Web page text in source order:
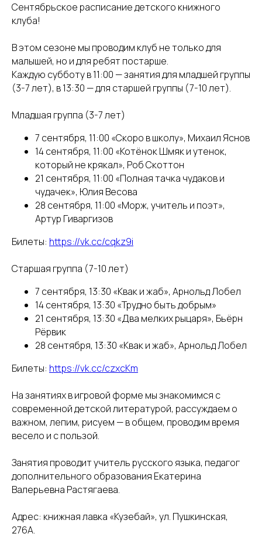
Сентябрьское расписание детского книжного
клуба!
В этом сезоне мы проводим клуб не только для
малышей, но и для ребят постарше.
Каждую субботу в 11:00 — занятия для младшей группы
(3-7 лет), в 13:30 — для старшей группы (7-10 лет).
Младшая группа (3-7 лет)
7 сентября, 11:00 «Скоро в школу», Михаил Яснов
14 сентября, 11:00 «Котёнок Шмяк и утенок,
который не крякал», Роб Скоттон
21 сентября, 11:00 «Полная тачка чудаков и
чудачек», Юлия Весова
28 сентября, 11:00 «Морж, учитель и поэт»,
Артур Гиваргизов
Билеты: https://vk.cc/cqkz9i
Старшая группа (7-10 лет)
7 сентября, 13:30 «Квак и жаб», Арнольд Лобел
14 сентября, 13:30 «Трудно быть добрым»
21 сентября, 13:30 «Два мелких рыцаря», Бьёрн
Рёрвик
28 сентября, 13:30 «Квак и жаб», Арнольд Лобел
Билеты: https://vk.cc/czxcKm
На занятиях в игровой форме мы знакомимся с
современной детской литературой, рассуждаем о
важном, лепим, рисуем — в общем, проводим время
весело и с пользой.
Занятия проводит учитель русского языка, педагог
дополнительного образования Екатерина
Валерьевна Растягаева.
Адрес: книжная лавка «Кузебай», ул. Пушкинская,
276А.